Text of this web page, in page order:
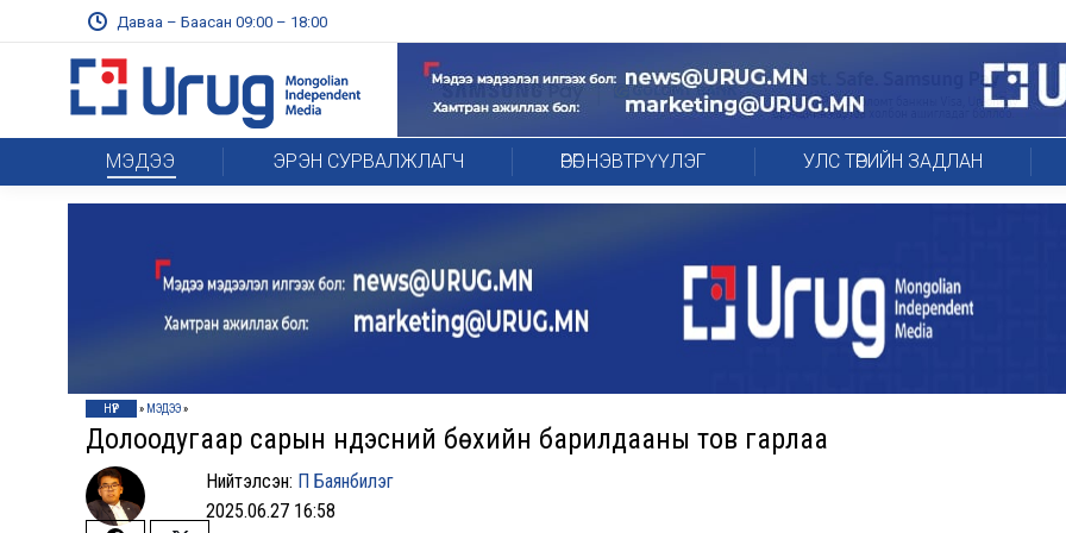
Даваа – Баасан 09:00 – 18:00
МЭДЭЭ ЭРЭН СУРВАЛЖЛАГЧ ӨРӨГ НЭВТРҮҮЛЭГ УЛС ТӨРИЙН ЗАДЛАН
НҮҮР » МЭДЭЭ»
Долоодугаар сарын Үндэсний бөхийн барилдааны тов гарлаа
Нийтэлсэн: П Баянбилэг
2025.06.27 16:58